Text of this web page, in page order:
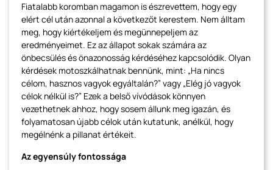
Fiatalabb koromban magamon is észrevettem, hogy egy
elért cél után azonnal a következőt kerestem. Nem álltam
meg, hogy kiértékeljem és megünnepeljem az
eredményeimet. Ez az állapot sokak számára az
önbecsülés és önazonosság kérdéséhez kapcsolódik. Olyan
kérdések motoszkálhatnak bennünk, mint: „Ha nincs
célom, hasznos vagyok egyáltalán?” vagy „Elég jó vagyok
célok nélkül is?” Ezek a belső vívódások könnyen
vezethetnek ahhoz, hogy sosem állunk meg igazán, és
folyamatosan újabb célok után kutatunk, anélkül, hogy
megélnénk a pillanat értékeit.
Az egyensúly fontossága